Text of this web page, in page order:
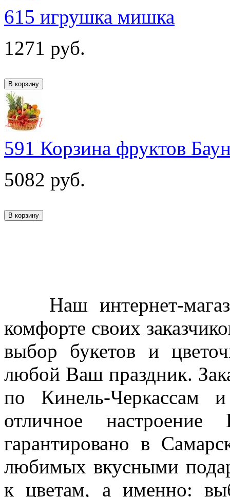
615 игрушка мишка
1271 руб.
591 Корзина фруктов
5082 руб.
Наш интернет-
комфорте своих
выбор букетов и
любой Ваш праздник.
по Кинель-Черкассам
отличное
гарантировано в
любимых вкусными
к цветам, а именно: